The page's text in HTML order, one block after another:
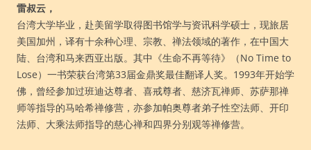
雷叔云，
台湾大学毕业，赴美留学取得图书馆学与资讯科学硕士，现旅居
美国加州，译有十余种心理、宗教、禅法领域的著作，在中国大
陆、台湾和马来西亚出版。其中《生命不再等待》（No Time to
Lose）一书荣获台湾第33届金鼎奖最佳翻译人奖。1993年开始学
佛，曾经参加过班迪达尊者、喜戒尊者、慈济瓦禅师、苏萨那禅
师等指导的马哈希禅修营，亦参加帕奥尊者弟子性空法师、开印
法师、大乘法师指导的慈心禅和四界分别观等禅修营。